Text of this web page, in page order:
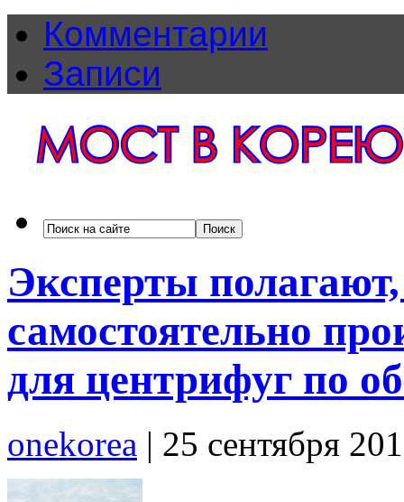
Комментарии
Записи
Эксперты
самостоятельно
для центрифуг по
onekorea | 25 сентября